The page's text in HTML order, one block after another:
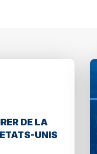
DE LA
UNIS